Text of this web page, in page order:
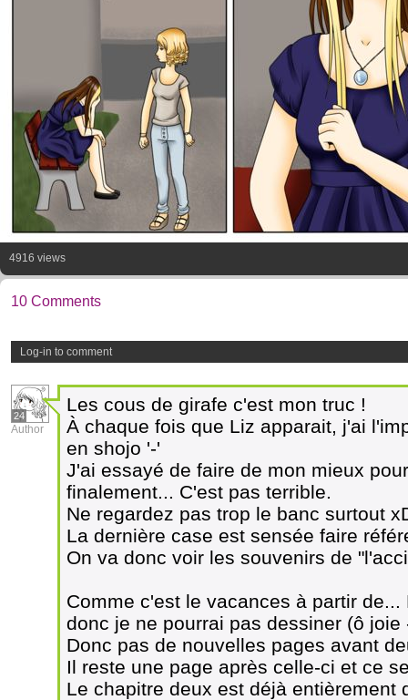
4916 views
10 Comments
Log-in to comment
24
Author
Les cous de girafe c'est mon truc !
À chaque fois que Liz apparait, j'ai
en shojo '-'
J'ai essayé de faire de mon mieux
finalement... C'est pas terrible.
Ne regardez pas trop le banc surtout
La dernière case est sensée faire
On va donc voir les souvenirs de
Comme c'est le vacances à partir
donc je ne pourrai pas dessiner (ô joie
Donc pas de nouvelles pages avant
Il reste une page après celle-ci et ce
Le chapitre deux est déjà entièrement